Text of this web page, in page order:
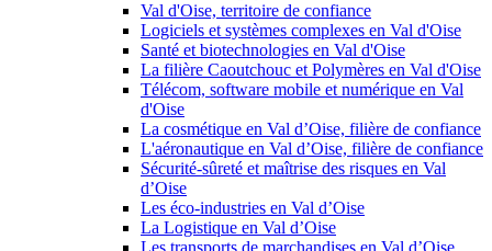
Val d'Oise, territoire de confiance
Logiciels et systèmes complexes en Val d'Oise
Santé et biotechnologies en Val d'Oise
La filière Caoutchouc et Polymères en Val d'Oise
Télécom, software mobile et numérique en Val
d'Oise
La cosmétique en Val d’Oise, filière de confiance
L'aéronautique en Val d’Oise, filière de confiance
Sécurité-sûreté et maîtrise des risques en Val
d’Oise
Les éco-industries en Val d’Oise
La Logistique en Val d’Oise
Les transports de marchandises en Val d’Oise